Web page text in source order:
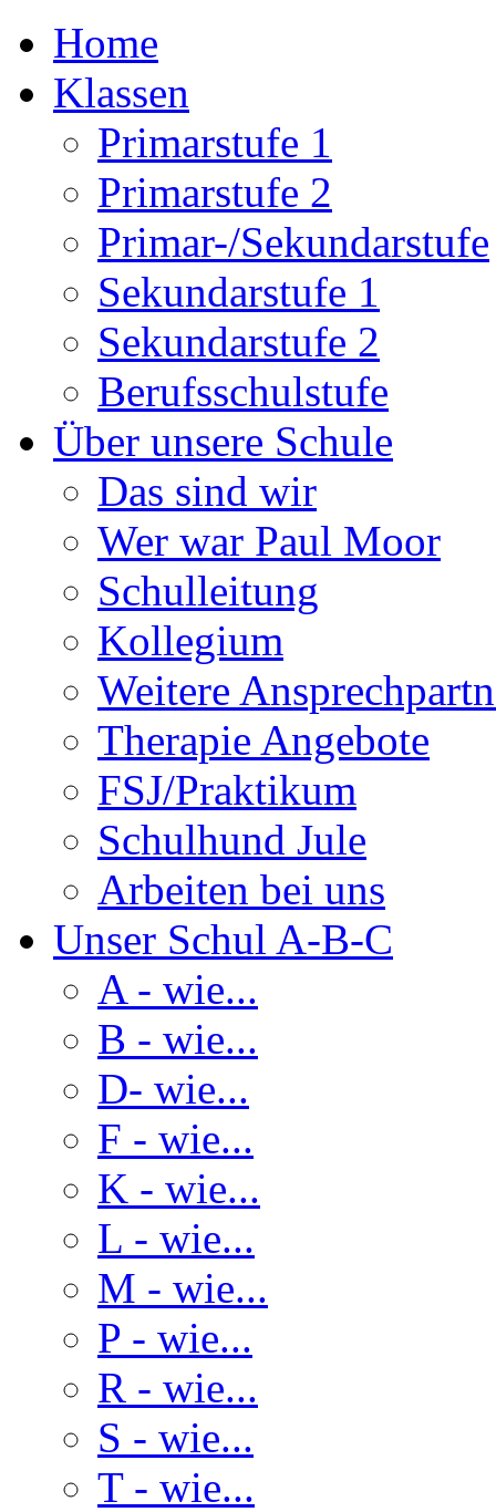
Home
Klassen
Primarstufe 1
Primarstufe 2
Primar-/Sekundarstufe
Sekundarstufe 1
Sekundarstufe 2
Berufsschulstufe
Über unsere Schule
Das sind wir
Wer war Paul Moor
Schulleitung
Kollegium
Weitere
Therapie Angebote
FSJ/Praktikum
Schulhund Jule
Arbeiten bei uns
Unser Schul A-B-C
A - wie...
B - wie...
D- wie...
F - wie...
K - wie...
L - wie...
M - wie...
P - wie...
R - wie...
S - wie...
T - wie...